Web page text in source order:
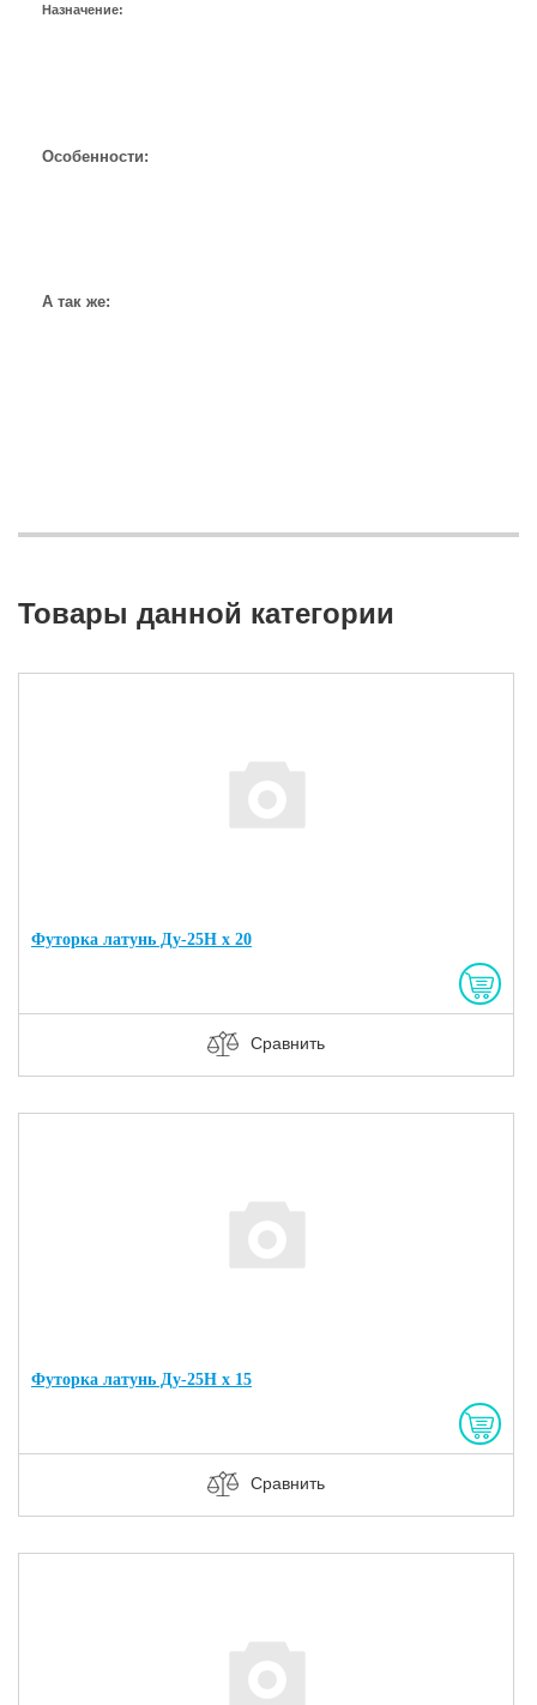
Назначение:
Особенности:
А так же:
Товары данной категории
Футорка латунь Ду-25Н х 20
Сравнить
Футорка латунь Ду-25Н х 15
Сравнить